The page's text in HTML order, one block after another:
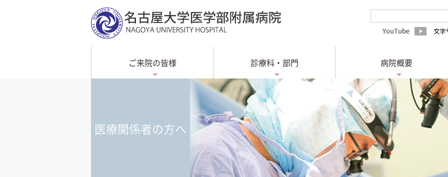
ご来院の皆様 診療科・部門 病院概要
医療関係者の方へ